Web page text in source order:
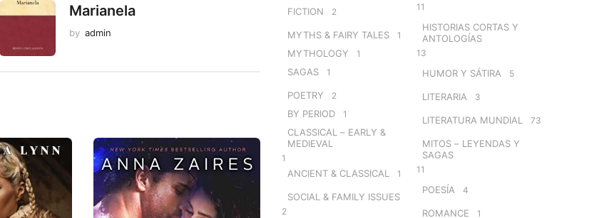
Marianela
by admin
FICTION 2
MYTHS & FAIRY TALES 1
MYTHOLOGY 1
SAGAS 1
POETRY 2
BY PERIOD 1
CLASSICAL – EARLY &
MEDIEVAL
1
ANCIENT & CLASSICAL 1
SOCIAL & FAMILY ISSUES
2
11
HISTORIAS CORTAS Y
ANTOLOGÍAS
13
HUMOR Y SÁTIRA 5
LITERARIA 3
LITERATURA MUNDIAL 73
MITOS – LEYENDAS Y
SAGAS
11
POESÍA 4
ROMANCE 1